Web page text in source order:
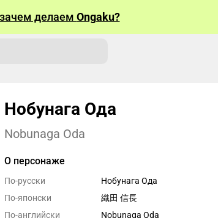
делаем Ongaku?
Нобунага Ода
Nobunaga Oda
О персонаже
По-русски
Нобунага Ода
По-японски
織田 信長
По-английски
Nobunaga Oda